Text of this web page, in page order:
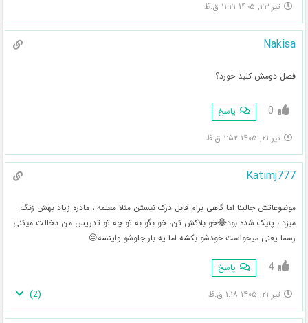
تیر ۲۳, ۱۴۰۵ ۱۱:۲۱ ق.ظ
Nakisa
فصل دومش کلید خورد؟
0 پاسخ
تیر ۲۱, ۱۴۰۵ ۱:۵۲ ق.ظ
Katimj777
موضوعاتش جالبنا اما گاهی برام قابل درک نیستن مثلا معلمه ، مادره زیاد بهش زنگ
میزد ، پنیک شده بود😂خو بلاکش کن، خو بگو به تو چه تو تدریس من دخالت میکنی
رسما یعنی میخواست خودشو بکشه اما یه بار جلوشو واینسه😐
4 پاسخ
تیر ۲۱, ۱۴۰۵ ۱:۱۸ ق.ظ (
2
)